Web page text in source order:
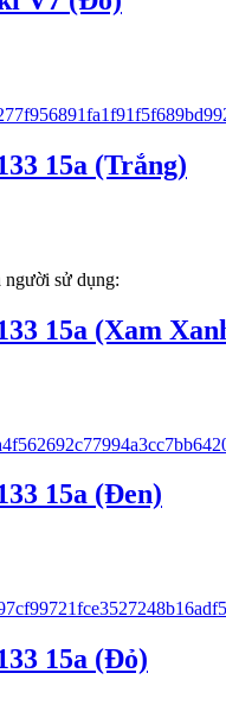
15a (Trắng)
sử dụng:
15a (Xam
15a (Đen)
15a (Đỏ)